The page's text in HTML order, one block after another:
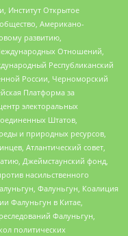
Институт Открытое
Американо-
развитию,
Отношений,
Республиканский
России, Черноморский
Платформа за
электоральных
Штатов,
и природных ресурсов,
Атлантический совет,
Джеймстаунский фонд,
насильственного
Фалуньгун, Коалиция
Фалуньгун в Китае,
Фалуньгун,
политических